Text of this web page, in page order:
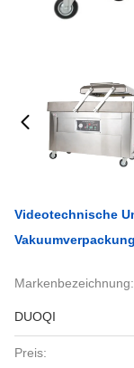
Videotechnische
Markenbezeichnung:
DUOQI
Preis: